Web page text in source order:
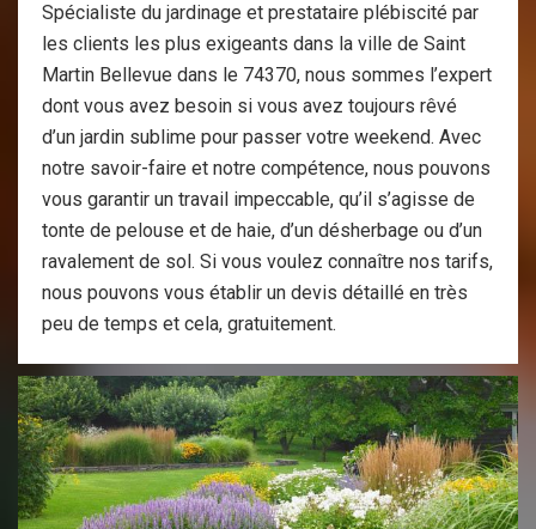
Spécialiste du jardinage et prestataire plébiscité par
les clients les plus exigeants dans la ville de Saint
Martin Bellevue dans le 74370, nous sommes l’expert
dont vous avez besoin si vous avez toujours rêvé
d’un jardin sublime pour passer votre weekend. Avec
notre savoir-faire et notre compétence, nous pouvons
vous garantir un travail impeccable, qu’il s’agisse de
tonte de pelouse et de haie, d’un désherbage ou d’un
ravalement de sol. Si vous voulez connaître nos tarifs,
nous pouvons vous établir un devis détaillé en très
peu de temps et cela, gratuitement.